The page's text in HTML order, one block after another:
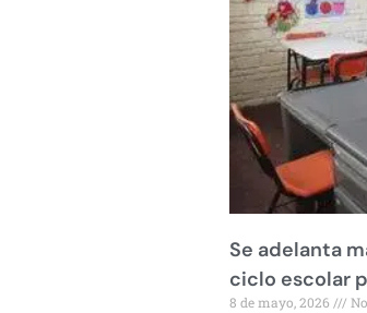
Se adelanta
ciclo escolar
8 de mayo, 2026